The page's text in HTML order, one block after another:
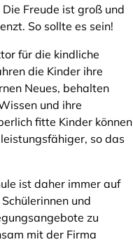
Freude ist groß und
So sollte es sein!
für die kindliche
die Kinder ihre
Neues, behalten
und ihre
fitte Kinder können
so das
ist daher immer auf
und
zu
mit der Firma